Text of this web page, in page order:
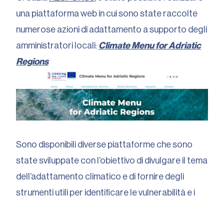
una piattaforma web in cui sono state raccolte
numerose azioni di adattamento a supporto degli
amministratori locali: Climate Menu for Adriatic
Regions
Sono disponibili diverse piattaforme che sono
state sviluppate con l’obiettivo di divulgare il tema
dell’adattamento climatico e di fornire degli
strumenti utili per identificare le vulnerabilità e i